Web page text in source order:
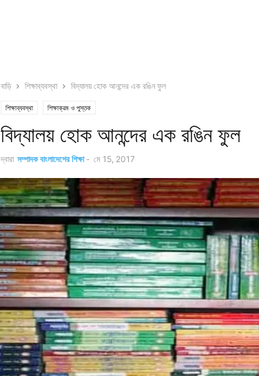
বাড়ি শিক্ষাব্যবস্থা বিদ্যালয় হোক আনন্দের এক রঙিন ফুল
শিক্ষাব্যবস্থা শিক্ষাক্রম ও পুস্তক
বিদ্যালয় হোক আনন্দের এক রঙিন ফুল
দ্বারা সম্পাদক বাংলাদেশের শিক্ষা - মে 15, 2017